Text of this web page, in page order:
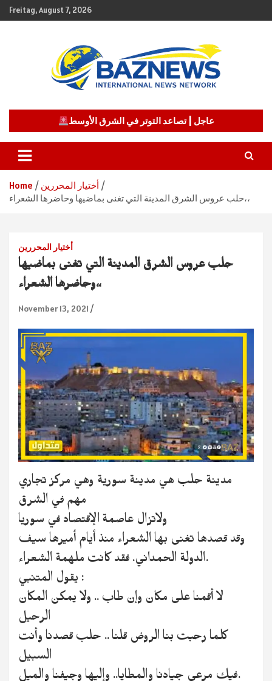
Skip
to
Freitag, August 7, 2026
BAZNEWS
عاجل | تصاعد التوتر في الشرق الأوسط
Home
أختيار المحررين
حلب عروس الشرق المدينة التي تغنى بماضيها وحاضرها الشعراء،،
أختيار المحررين
حلب عروس الشرق المدينة التي تغنى بماضيها
وحاضرها الشعراء،،
November 13, 2021
مدينة حلب هي مدينة سورية وهي مركز تجاري
مهم في الشرق
ولاتزال عاصمة الإقتصاد في سوريا
وقد قصدها تغنى بها الشعراء منذ أيام أميرها سيف
الدولة الحمداني. فقد كانت ملهمة الشعراء.
يقول المتنبي :
لا أقمنا على مكان وإن طاب .. ولا يمكن المكان
الرحيل
كلما رحبت بنا الروض قلنا .. حلب قصدنا وأنت
السبيل